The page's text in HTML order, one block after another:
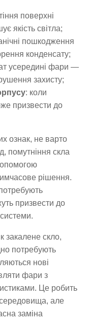
поверхні
якість світла;
пошкодження
конденсату;
усередині фари —
захисту;
: коли
призвести до
ознак, не варто
помутніння скла
рішення.
призвести до
закалене скло,
потребують
нові
фари з
Це робить
середовища, але
заміна